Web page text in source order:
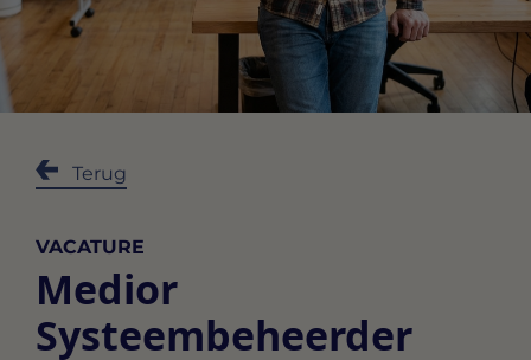
Terug
VACATURE
Medior
Systeembeheerder